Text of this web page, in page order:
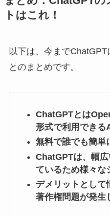
トはこれ！
以下は、今まで
とのまとめです。
ChatGPTとは
形式で利用できる
無料で誰でも簡単
ChatGPTは、幅
ているため様々な
デメリットとして
著作権問題が発生